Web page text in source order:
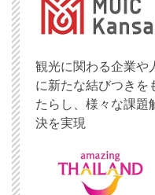
観光に関わる企業や
に新たな結びつきを
たらし、様々な課題
決を実現